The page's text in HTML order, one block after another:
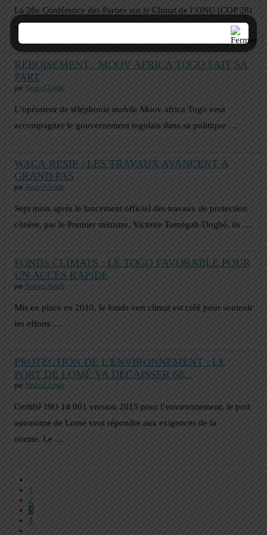
La 28e Conférence des Parties sur le Climat de l’ONU (COP 28)
se déroulera du …
REBOISEMENT : MOOV AFRICA TOGO FAIT SA
PART
par Nouvel Angle
L’opérateur de téléphonie mobile Moov africa Togo veut
accompagner le gouvernement togolais dans sa politique …
WACA RESIP : LES TRAVAUX AVANCENT À
GRAND PAS
par Nouvel Angle
Sept mois après le lancement officiel des travaux de protection
côtière, par le Premier ministre, Victoire Tomégah-Dogbé, ils …
FONDS CLIMATS : LE TOGO FAVORABLE POUR
UN ACCÈS RAPIDE
par Nouvel Angle
Mis en place en 2010, le fonds vert climat est créé pour soutenir
les efforts …
PROTECTION DE L’ENVIRONNEMENT : LE
PORT DE LOMÉ VA DÉCAISSER 60...
par Nouvel Angle
Certifié ISO 14 001 version 2015 pour l’environnement, le port
autonome de Lomé veut répondre aux exigences de la
norme. Le …
1
2
3
4